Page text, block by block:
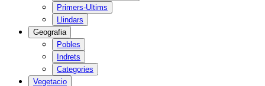
Primers-Ultims
Llindars
Geografia
Pobles
Indrets
Categories
Vegetacio